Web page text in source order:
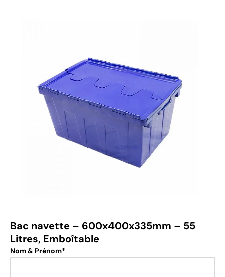
Bac navette – 600x400x335mm – 55
Litres, Emboîtable
Nom & Prénom*